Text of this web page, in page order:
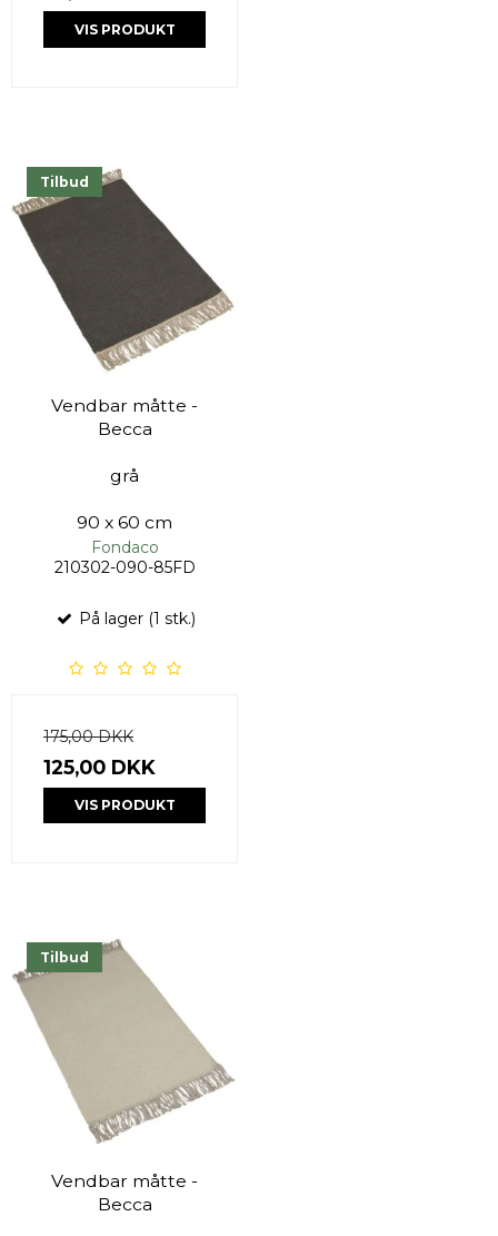
VIS PRODUKT
Tilbud
Vendbar måtte -
Becca
grå
90 x 60 cm
Fondaco
210302-090-85FD
På lager (1 stk.)
175,00 DKK
125,00 DKK
VIS PRODUKT
Tilbud
Vendbar måtte -
Becca